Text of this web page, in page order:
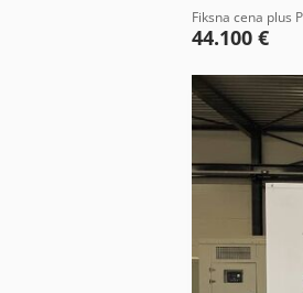
Fiksna cena plus
44.100 €